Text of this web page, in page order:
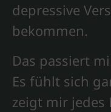
depressive
bekommen.
Das passiert
Es fühlt sich
zeigt mir jedes